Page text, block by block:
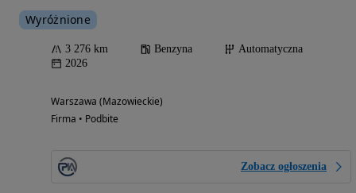
Wyróżnione
3 276 km Benzyna
Automatyczna
2026
Warszawa (Mazowieckie)
Firma • Podbite
Zobacz ogłoszenia